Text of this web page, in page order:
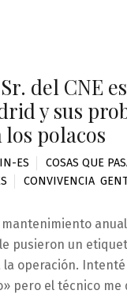
del CNE
y sus
los polacos
ES COSAS QUE
CONVIVENCIA ,
pusieron un
la operación.
pero el técnico me